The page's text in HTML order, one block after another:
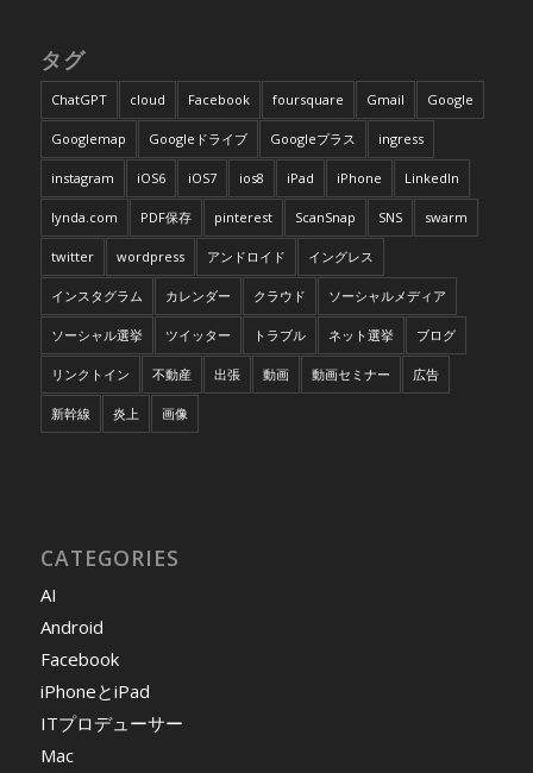
タグ
ChatGPT cloud Facebook foursquare Gmail Google
Googlemap Googleドライブ Googleプラス ingress
instagram iOS6 iOS7 ios8 iPad iPhone LinkedIn
lynda.com PDF保存 pinterest ScanSnap SNS swarm
twitter wordpress アンドロイド イングレス
インスタグラム カレンダー クラウド ソーシャルメディア
ソーシャル選挙 ツイッター トラブル ネット選挙 ブログ
リンクトイン 不動産 出張 動画 動画セミナー 広告
新幹線 炎上 画像
CATEGORIES
AI
Android
Facebook
iPhoneとiPad
ITプロデューサー
Mac